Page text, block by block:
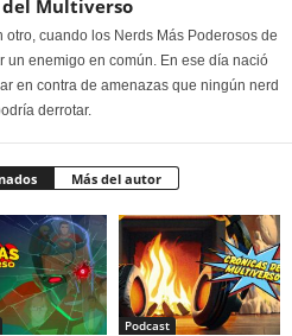
del Multiverso
cuando los Nerds Más Poderosos de
un enemigo en común. En ese día nació
en contra de amenazas que ningún nerd
derrotar.
Más del autor
Podcast